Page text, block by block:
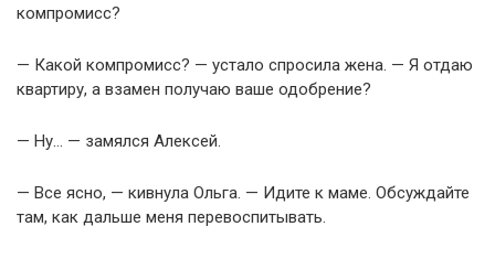
компромисс?
— Какой компромисс? — устало спросила жена. — Я отдаю
квартиру, а взамен получаю ваше одобрение?
— Ну… — замялся Алексей.
— Все ясно, — кивнула Ольга. — Идите к маме. Обсуждайте
там, как дальше меня перевоспитывать.